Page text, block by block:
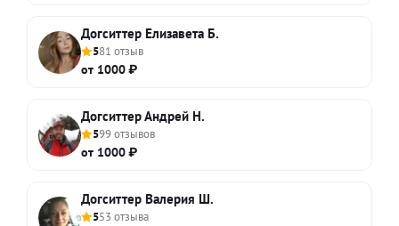
Догситтер Елизавета Б.
581 отзыв
от 1000 ₽
Догситтер Андрей Н.
599 отзывов
от 1000 ₽
Догситтер Валерия Ш.
553 отзыва